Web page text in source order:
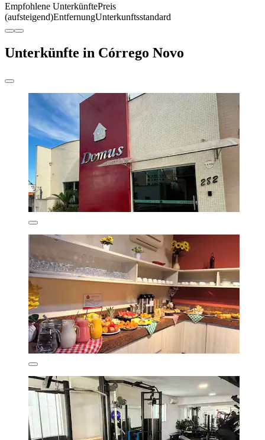
Empfohlene UnterkünftePreis
(aufsteigend)EntfernungUnterkunftsstandard
Unterkünfte in Córrego Novo